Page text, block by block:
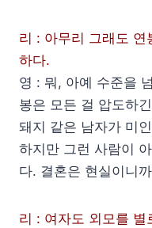
리 : 아무리 그래도
하다.
영 : 뭐, 아예 수준을
봉은 모든 걸 압도하
돼지 같은 남자가 미
하지만 그런 사람이
다. 결혼은 현실이니
리 : 여자도 외모를 별